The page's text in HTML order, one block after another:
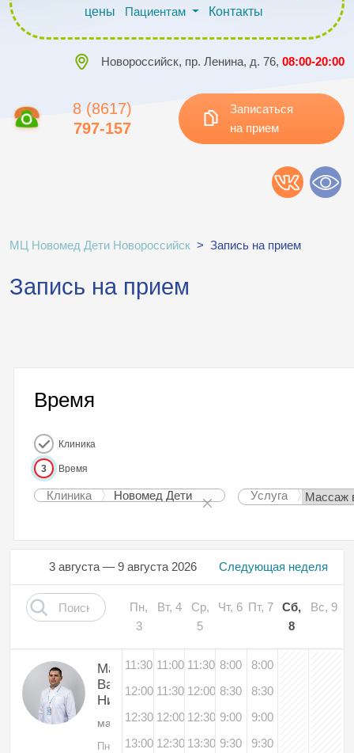
цены
Пациентам Контакты
Новороссийск, пр. Ленина, д. 76, 08:00-20:00
8 (8617)
797-157
Записаться
на прием
МЦ Новомед Дети Новороссийск > Запись на прием
Запись на прием
Время
Клиника
3 Время
Клиника Новомед Дети Услуга
Следующая неделя
3 августа — 9 августа 2026
Пн,
3
Вт, 4
Ср,
5
Чт, 6 Пт, 7
Сб,
8
Вс, 9
Маринович
Вадим
Николаевич
массажист
Пн, 03
11:30
12:00
12:30
13:00
11:00
11:30
12:00
12:30
11:30
12:00
12:30
13:30
8:00
8:30
9:00
9:30
8:00
8:30
9:00
9:30